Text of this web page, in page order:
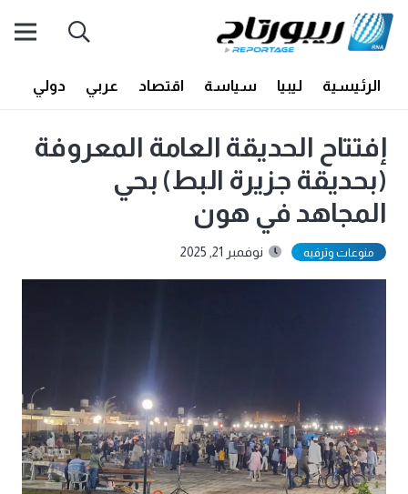
الرئيسية ليبيا سياسة اقتصاد عربي دولي
إفتتاح الحديقة العامة المعروفة
(بحديقة جزيرة البط) بحي
المجاهد في هون
منوعات وترفيه نوفمبر 21, 2025